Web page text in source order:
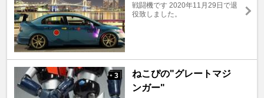
戦闘機です 2020年11月29日で退
役致しました。
+ 3
ねこぴの"グレートマジ
ンガー"